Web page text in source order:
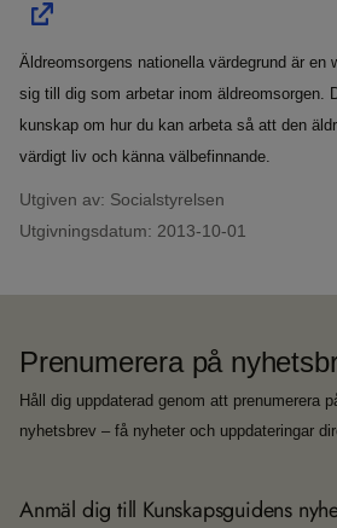
Äldreomsorgens nationella värdegrund är en
sig till dig som arbetar inom äldreomsorgen.
kunskap om hur du kan arbeta så att den
värdigt liv och känna välbefinnande.
Utgiven av: Socialstyrelsen
Utgivningsdatum: 2013-10-01
Prenumerera på
Håll dig uppdaterad genom att prenumerera
nyhetsbrev – få nyheter och uppdateringar
Anmäl dig till Kunskapsguidens